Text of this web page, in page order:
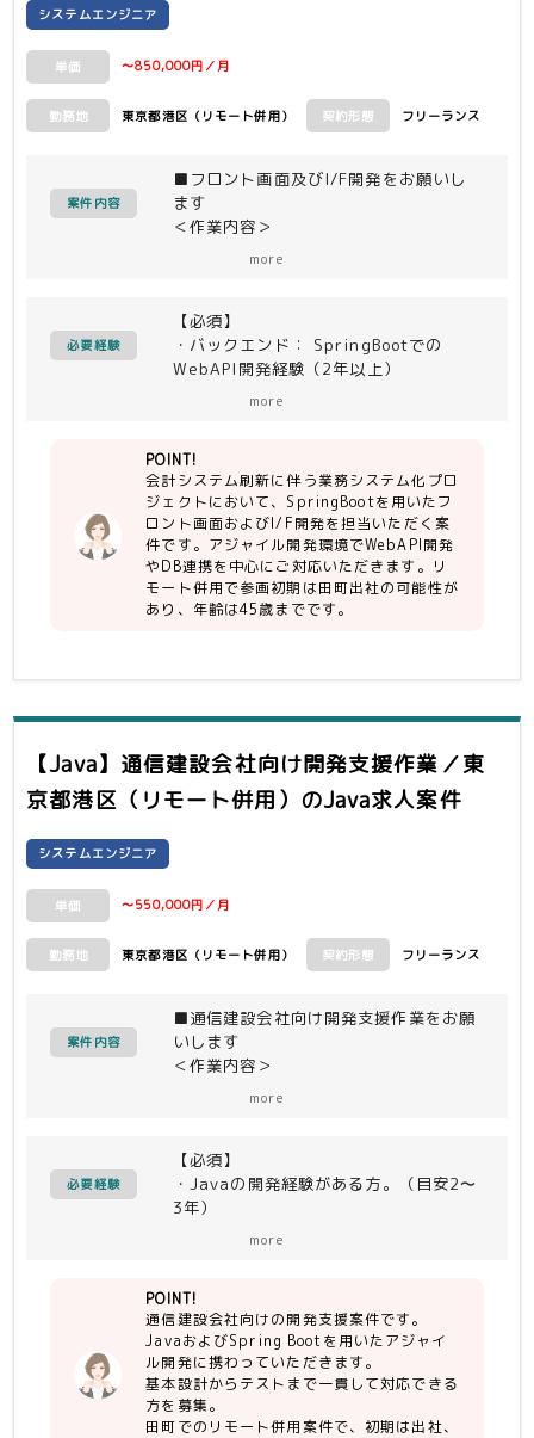
システムエンジニア
単価 〜850,000円／月
勤務地 東京都港区（リモート併用） 契約形態 フリーランス
案件内容
■フロント画面及びI/F開発をお願いし
ます
＜作業内容＞
だけるメンバーを募集しております。
現在、アジャイル手法にてフロント画面
関連の開発を実施しております
more
必要経験
【必須】
・バックエンド： SpringBootでの
WebAPI開発経験（2年以上）
・DB（MySQL）の実践的なスキル：
SQLクエリの作成経験（2年以上）
【尚可】
・業務アプリの開発経験
※会計・経理関連の業務アプリの開発経
験があれば尚良し
・フロントエンド開発：Vue.jsでの開
※仮想DOM、リアクティブデータバイ
ンディングの基礎知識
※Vue.js(ver.3:Composition API) +
TypeScriptでの開発経験があれば尚良
more
POINT!
会計システム刷新に伴う業務システム化プロ
ジェクトにおいて、SpringBootを用いたフ
ロント画面およびI/F開発を担当いただく案
件です。アジャイル開発環境でWebAPI開発
やDB連携を中心にご対応いただきます。リ
モート併用で参画初期は田町出社の可能性が
あり、年齢は45歳までです。
【Java】通信建設会社向け開発支援作業／東
京都港区（リモート併用） のJava求人案件
システムエンジニア
単価 〜550,000円／月
勤務地 東京都港区（リモート併用） 契約形態 フリーランス
案件内容
■通信建設会社向け開発支援作業をお願
いします
＜作業内容＞
＜開発環境＞
Java、Javascript、PostgreSQL、
more
必要経験
【必須】
・Javaの開発経験がある方。（目安2〜
3年）
る方。
・１人称で対応できる方
【尚可】
・会計に関する知見
more
POINT!
通信建設会社向けの開発支援案件です。
JavaおよびSpring Bootを用いたアジャイ
ル開発に携わっていただきます。
基本設計からテストまで一貫して対応できる
方を募集。
田町でのリモート併用案件で、初期は出社、